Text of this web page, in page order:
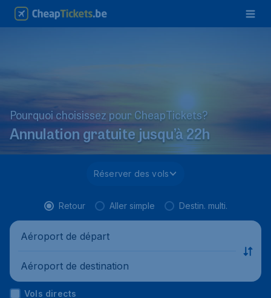
Pourquoi choisissez pour CheapTickets?
Annulation gratuite jusqu’à 22h
Réserver des vols
Retour Aller simple Destin. multi.
Aéroport de départ
Aéroport de destination
Vols directs